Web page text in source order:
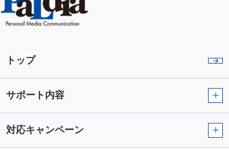
トップ
サポート内容
対応キャンペーン